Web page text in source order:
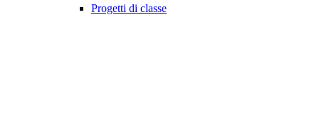
Progetti di classe